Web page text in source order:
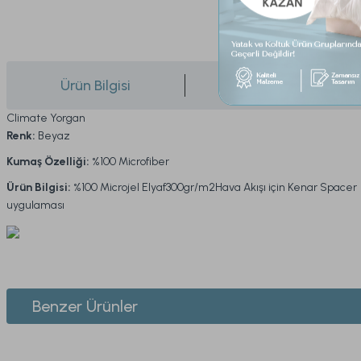
Ürün Bilgisi Yorumlar
Climate Yorgan
Renk: Beyaz
Kumaş Özelliği: %100 Microfiber
Ürün Bilgisi: %100 Microjel Elyaf300gr/m2Hava Akışı için Kenar Spacer
uygulaması
Ürün resmi kalitesiz, bozuk veya görüntülenemiyor.
Benzer Ürünler